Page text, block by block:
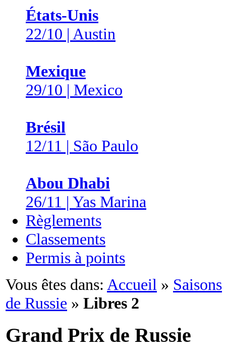
États-Unis
22/10 | Austin
Mexique
29/10 | Mexico
Brésil
12/11 | São Paulo
Abou Dhabi
26/11 | Yas Marina
Règlements
Classements
Permis à points
Vous êtes dans: Accueil » Saisons
de Russie » Libres 2
Grand Prix de Russie